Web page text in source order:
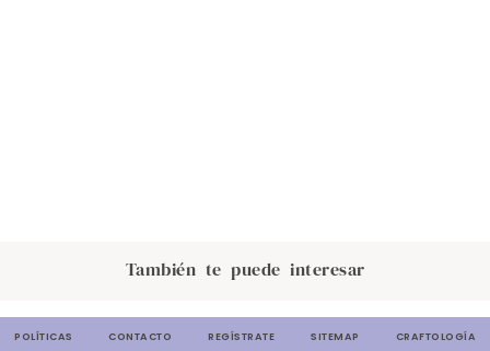
También te puede interesar
POLÍTICAS CONTACTO REGÍSTRATE SITEMAP CRAFTOLOGÍA